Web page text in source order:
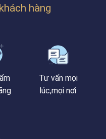
hàng
Tư vấn mọi
lúc,mọi nơi